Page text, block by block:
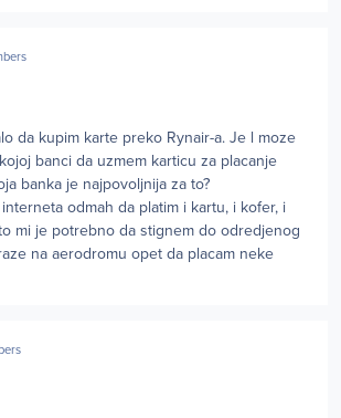
da kupim karte preko Rynair-a. Je l moze
banci da uzmem karticu za placanje
banka je najpovoljnija za to?
odmah da platim i kartu, i kofer, i
mi je potrebno da stignem do odredjenog
na aerodromu opet da placam neke